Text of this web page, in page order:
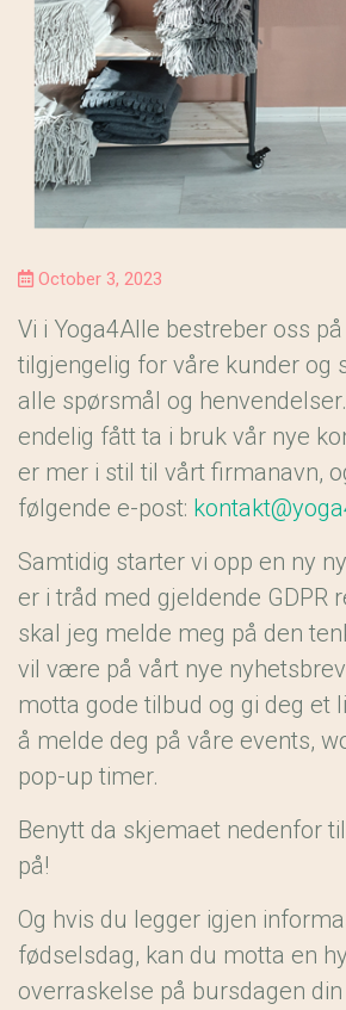
October 3, 2023
Vi i Yoga4Alle bestreber oss
tilgjengelig for våre kunder og
alle spørsmål og
endelig fått ta i bruk vår nye
er mer i stil til vårt firmanavn,
følgende e-post:
Samtidig starter vi opp en ny
er i tråd med gjeldende GDPR
skal jeg melde meg på den
vil være på vårt nye
motta gode tilbud og gi deg et
å melde deg på våre events,
pop-up timer.
Benytt da skjemaet nedenfor
på!
Og hvis du legger igjen
fødselsdag, kan du motta en
overraskelse på bursdagen